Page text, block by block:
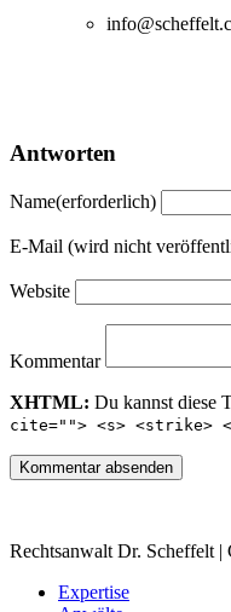
Antworten
Name(erforderlich)
E-Mail (wird nicht
Website
Kommentar
XHTML: Du kannst diese
cite=""> <s> <strike>
Rechtsanwalt Dr. Scheffelt
Expertise